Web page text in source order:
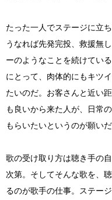
たった一人でステージに立
うなれば先発完投、救援無
ーのようなことを続けてい
にとって、肉体的にもキツ
たいのだ。お客さんと近い
も良いから来た人が、日常
もらいたいというのが願いだ
歌の受け取り方は聴き手の
次第。そしてそんな歌を、
るのが歌手の仕事。ステー